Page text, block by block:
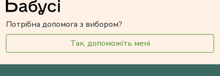
Потрібна допомога з вибором?
Так, допоможіть мені